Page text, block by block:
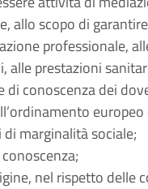
allo scopo di
professionale,
prestazioni
conoscenza dei
marginalità sociale;
nel rispetto delle